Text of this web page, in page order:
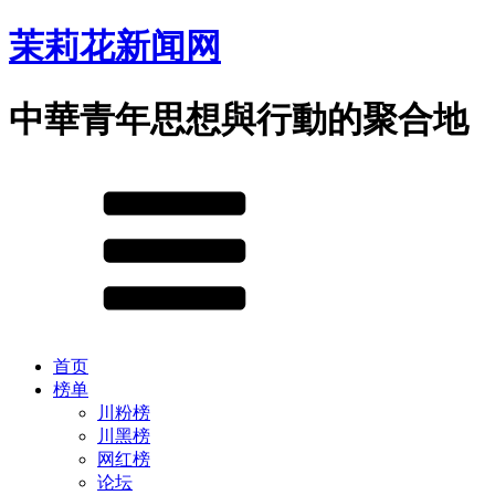
茉莉花新闻网
中華青年思想與行動的聚合地
首页
榜单
川粉榜
川黑榜
网红榜
论坛